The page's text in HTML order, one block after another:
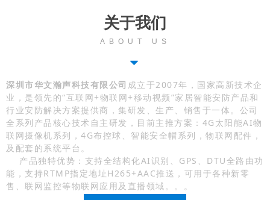
关于我们
뀓
ABOUT US
深圳市华文瀚声科技有限公司 成立于2007年，国家高新技术企
业，是领先的“互联网+物联网+移动视频”家居智能安防产品和
行业安防解决方案提供商，集研发、生产、销售于一体。公司
全系列产品核心技术自主研发，目前主推方案：4G太阳能AI物
联网摄像机系列，4G布控球、智能安全帽系列，物联网配件，
及配套的系统平台。
产品独特优势：支持全结构化AI识别、GPS、DTU全路由功
能，支持RTMP指定地址H265+AAC推送，可用于各种新零
售、联网监控等物联网应用及直播领域。。。